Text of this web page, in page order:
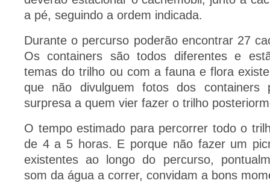
a pé, seguindo a ordem indicada.
Durante o percurso poderão encontrar 27
Os containers são todos diferentes e
temas do trilho ou com a fauna e flora
que não divulguem fotos dos containers
surpresa a quem vier fazer o trilho
O tempo estimado para percorrer todo o
de 4 a 5 horas. E porque não fazer um
existentes ao longo do percurso,
som da água a correr, convidam a bons